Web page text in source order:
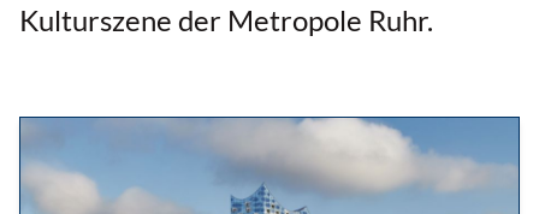
Kulturszene der Metropole Ruhr.